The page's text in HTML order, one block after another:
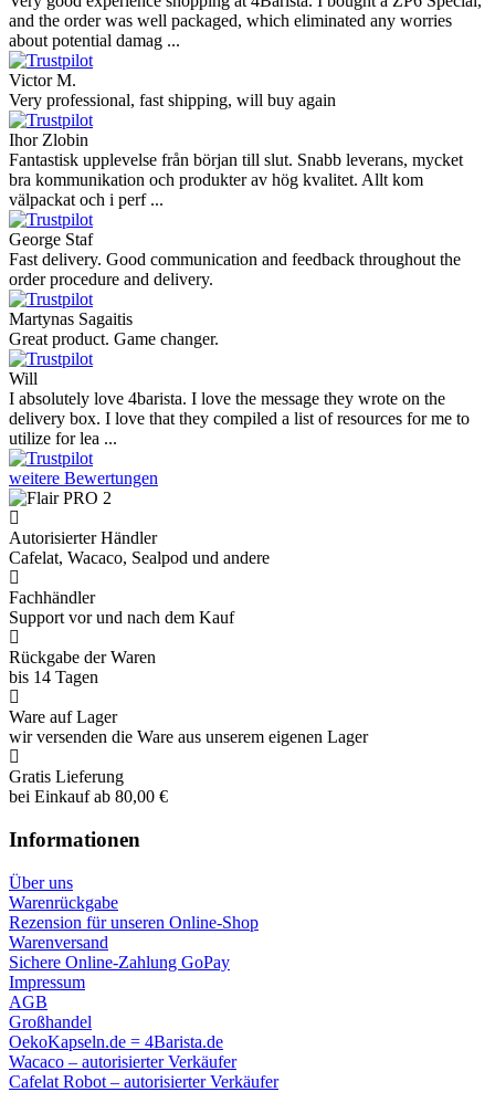
and the order was well packaged, which eliminated any worries
about potential damag ...
Victor M.
Very professional, fast shipping, will buy again
Ihor Zlobin
Fantastisk upplevelse från början till slut. Snabb leverans, mycket
bra kommunikation och produkter av hög kvalitet. Allt kom
välpackat och i perf ...
George Staf
Fast delivery. Good communication and feedback throughout the
order procedure and delivery.
Martynas Sagaitis
Great product. Game changer.
Will
I absolutely love 4barista. I love the message they wrote on the
delivery box. I love that they compiled a list of resources for me to
utilize for lea ...
weitere Bewertungen
Autorisierter Händler
Cafelat, Wacaco, Sealpod und andere
Fachhändler
Support vor und nach dem Kauf
Rückgabe der Waren
bis 14 Tagen
Ware auf Lager
wir versenden die Ware aus unserem eigenen Lager
Gratis Lieferung
bei Einkauf ab 80,00 €
Informationen
Über uns
Warenrückgabe
Rezension für unseren Online-Shop
Warenversand
Sichere Online-Zahlung GoPay
Impressum
AGB
Großhandel
OekoKapseln.de = 4Barista.de
Wacaco – autorisierter Verkäufer
Cafelat Robot – autorisierter Verkäufer